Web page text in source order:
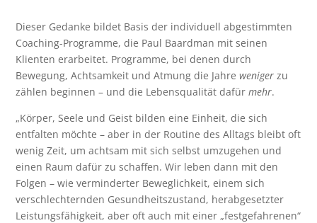
Dieser Gedanke bildet Basis der individuell abgestimmten
Coaching-Programme, die Paul Baardman mit seinen
Klienten erarbeitet. Programme, bei denen durch
Bewegung, Achtsamkeit und Atmung die Jahreweniger zu
zählen beginnen – und die Lebensqualität dafürmehr.
„Körper, Seele und Geist bilden eine Einheit, die sich
entfalten möchte – aber in der Routine des Alltags bleibt oft
wenig Zeit, um achtsam mit sich selbst umzugehen und
einen Raum dafür zu schaffen. Wir leben dann mit den
Folgen – wie verminderter Beweglichkeit, einem sich
verschlechternden Gesundheitszustand, herabgesetzter
Leistungsfähigkeit, aber oft auch mit einer „festgefahrenen“